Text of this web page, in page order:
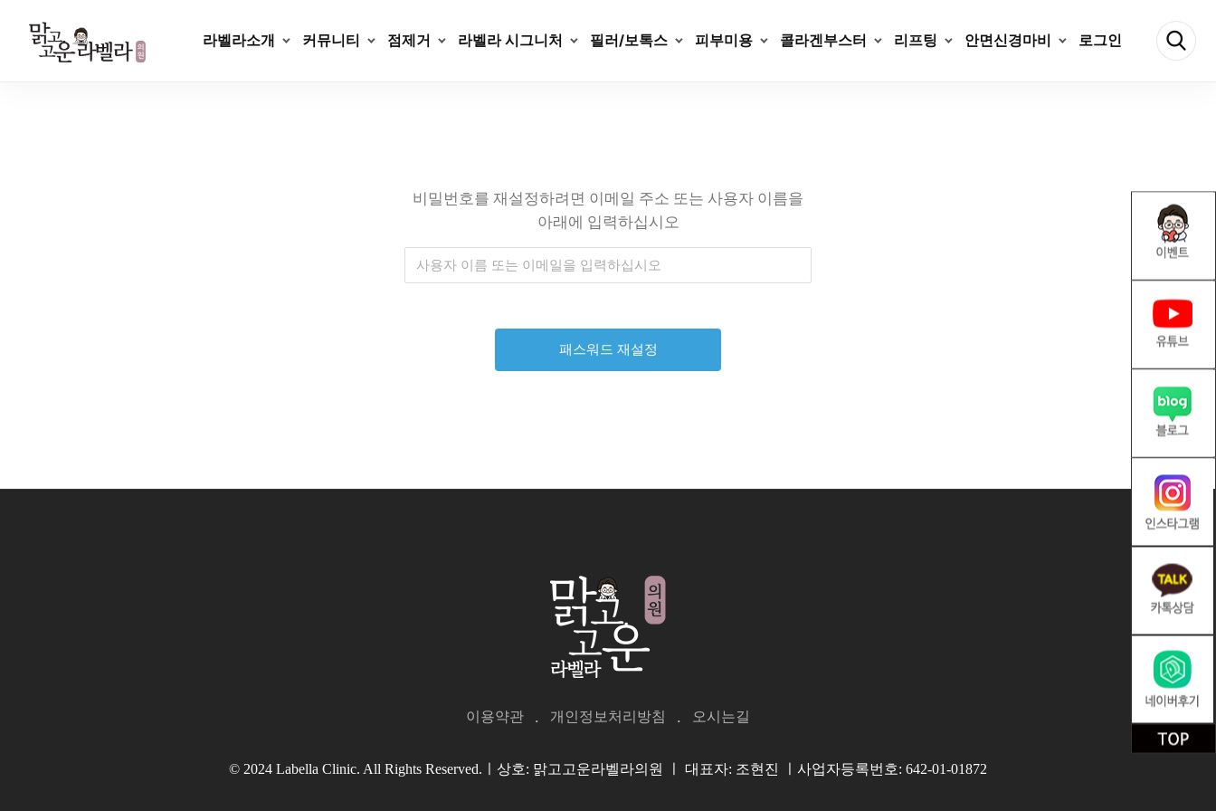
content
라벨라소개 커뮤니티 점제거 라벨라 시그니처 필러/보톡스 피부미용 콜라겐부스터 리프팅 안면신경마비 로그인
비밀번호를 재설정하려면 이메일 주소 또는 사용자 이름을
아래에 입력하십시오
이용약관 개인정보처리방침 오시는길
© 2024 Labella Clinic. All Rights Reserved.ㅣ상호: 맑고고운라벨라의원 ㅣ 대표자: 조현진 ㅣ사업자등록번호: 642-01-01872